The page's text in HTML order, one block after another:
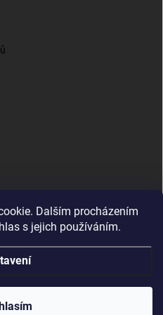
Dalším procházením
s jejich používáním.